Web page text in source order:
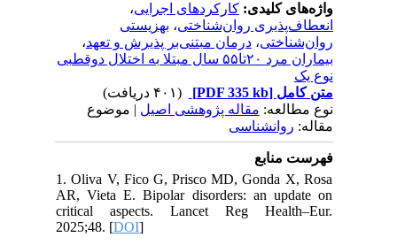
واژه‌های کلیدی:کارکردهای اجرایی،
انعطاف‌پذیری روان‌شناختی،بهزیستی
روان‌شناختی،درمان مبتنی‌بر پذیرش و تعهد،
بیماران مرد ۲۰تا۵۵ سال مبتلا به اختلال دوقطبی
نوع یک
متن کامل[PDF 335 kb]
نوع مطالعه:مقاله پژوهشی اصیل| موضوع
مقاله:روانشناسی
فهرست منابع
1. Oliva V, Fico G, Prisco MD, Gonda X, Rosa
AR, Vieta E. Bipolar disorders: an update on
critical aspects. Lancet Reg Health–Eur.
2025;48. [DOI